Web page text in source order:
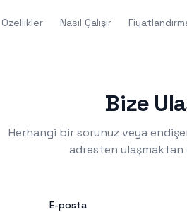
Özellikler Nasıl Çalışır
Bize
Herhangi bir sorunuz veya
adresten ulaşmaktan
E-posta